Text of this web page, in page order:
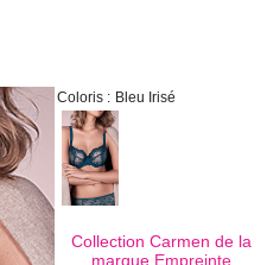
Coloris : Bleu Irisé
Collection Carmen de la
marque Empreinte